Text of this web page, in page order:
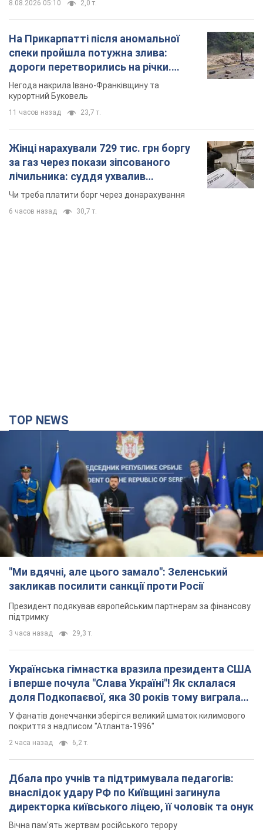
8.08.2026 05:10 2,0 т.
На Прикарпатті після аномальної
спеки пройшла потужна злива:
дороги перетворились на річки.
Відео
Негода накрила Івано-Франківщину та
курортний Буковель
11 часов назад 23,7 т.
Жінці нарахували 729 тис. грн боргу
за газ через покази зіпсованого
лічильника: суддя ухвалив
неочікуване рішення
Чи треба платити борг через донарахування
6 часов назад 30,7 т.
TOP NEWS
"Ми вдячні, але цього замало": Зеленський
закликав посилити санкції проти Росії
Президент подякував європейським партнерам за фінансову
підтримку
3 часа назад 29,3 т.
Українська гімнастка вразила президента США
і вперше почула "Слава Україні"! Як склалася
доля Подкопаєвої, яка 30 років тому виграла
"золото" Олімпіади
У фанатів донеччанки зберігся великий шматок килимового
покриття з надписом "Атланта-1996"
2 часа назад 6,2 т.
Дбала про учнів та підтримувала педагогів:
внаслідок удару РФ по Київщині загинула
директорка київського ліцею, її чоловік та онук
Вічна пам'ять жертвам російського терору